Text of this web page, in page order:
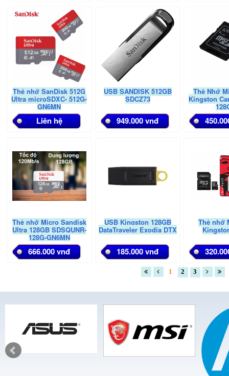
Thẻ nhớ SanDisk 512G
Ultra microSDXC- 512G-
GN6MN
Liên hệ
USB SANDISK 512GB
SDCZ73
949.000 vnđ
Thẻ Nhớ
Kingston
Thẻ nhớ Micro Sandisk
Ultra 128GB SDSQUNR-
128G-GN6MN
666.000 vnđ
USB Kingston 128GB
DataTraveler Exodia DTX
185.000 vnđ
Thẻ nhớ
1 2 3